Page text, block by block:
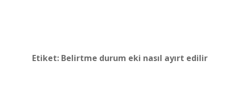
Etiket: Belirtme durum eki nasıl ayırt edilir